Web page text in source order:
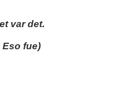
var det.
Eso fue)